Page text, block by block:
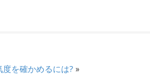
を確かめるには?»